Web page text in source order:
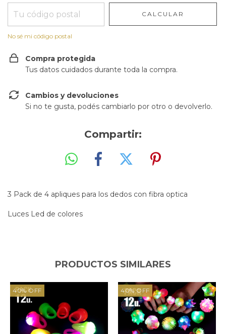
CALCULAR
No sé mi código postal
Compra protegida
Tus datos cuidados durante toda la compra.
Cambios y devoluciones
Si no te gusta, podés cambiarlo por otro o devolverlo.
Compartir:
3 Pack de 4 apliques para los dedos con fibra optica
Luces Led de colores
PRODUCTOS SIMILARES
40% OFF 40%OFF